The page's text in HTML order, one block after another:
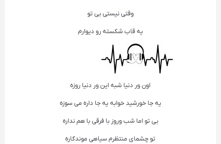
وقتی نیستی بی تو
یه قاب شکسته رو دیوارم
اون ور دنیا شبه این ور دنیا روزه
یه جا خورشید خوابه یه جا داره می سوزه
بی تو اما شب وروز با فرقی با هم نداره
تو چشمای منتظرم سیاهی موندگاره